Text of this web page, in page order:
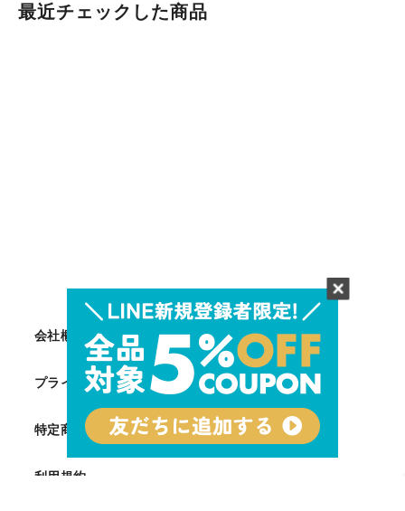
最近チェックした商品
会社概要
プライバシーポリシー
特定商取引法に基づく表記
利用規約